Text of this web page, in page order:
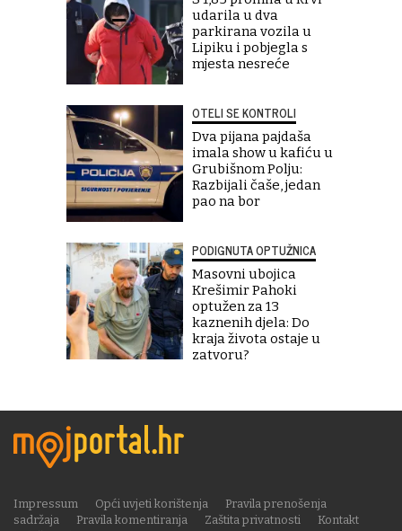
udarila u dva
parkirana vozila u
Lipiku i pobjegla s
mjesta nesreće
OTELI SE KONTROLI
Dva pijana pajdaša
imala show u kafiću u
Grubišnom Polju:
Razbijali čaše, jedan
pao na bor
PODIGNUTA OPTUŽNICA
Masovni ubojica
Krešimir Pahoki
optužen za 13
kaznenih djela: Do
kraja života ostaje u
zatvoru?
Impressum Opći uvjeti korištenja
Pravila prenošenja
sadržaja
Pravila komentiranja Zaštita privatnosti
Kontakt